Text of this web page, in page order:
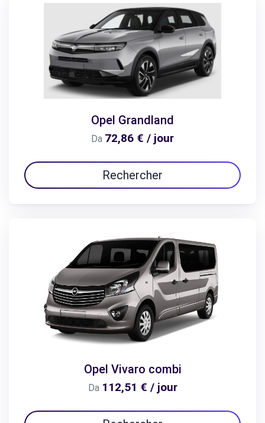
Opel Grandland
Da 72,86 € / jour
Rechercher
Opel Vivaro combi
Da 112,51 € / jour